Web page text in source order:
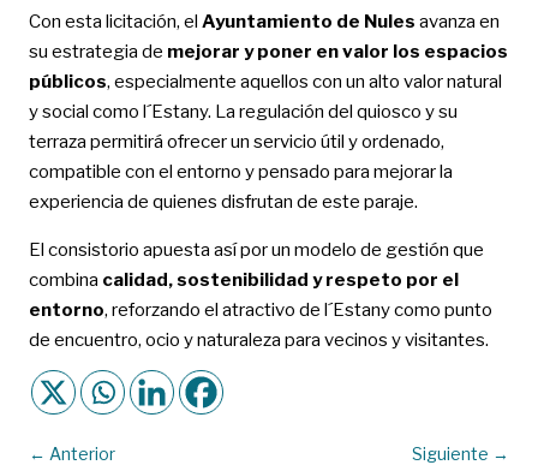
Con esta licitación, el Ayuntamiento de Nules avanza en
su estrategia de mejorar y poner en valor los espacios
públicos, especialmente aquellos con un alto valor natural
y social como l´Estany. La regulación del quiosco y su
terraza permitirá ofrecer un servicio útil y ordenado,
compatible con el entorno y pensado para mejorar la
experiencia de quienes disfrutan de este paraje.
El consistorio apuesta así por un modelo de gestión que
combina calidad, sostenibilidad y respeto por el
entorno, reforzando el atractivo de l´Estany como punto
de encuentro, ocio y naturaleza para vecinos y visitantes.
← Anterior Siguiente →